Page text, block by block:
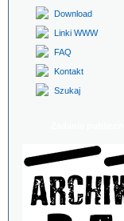
Download
Linki WWW
FAQ
Kontakt
Szukaj